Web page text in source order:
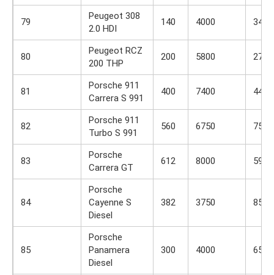
79
Peugeot 308
2.0 HDI
140 4000 340
80
Peugeot RCZ
200 THP
200 5800 275
81
Porsche 911
Carrera S 991
400 7400 440
82
Porsche 911
Turbo S 991
560 6750 750
83
Porsche
Carrera GT
612 8000 590
84
Porsche
Cayenne S
Diesel
382 3750 850
85
Porsche
Panamera
Diesel
300 4000 650